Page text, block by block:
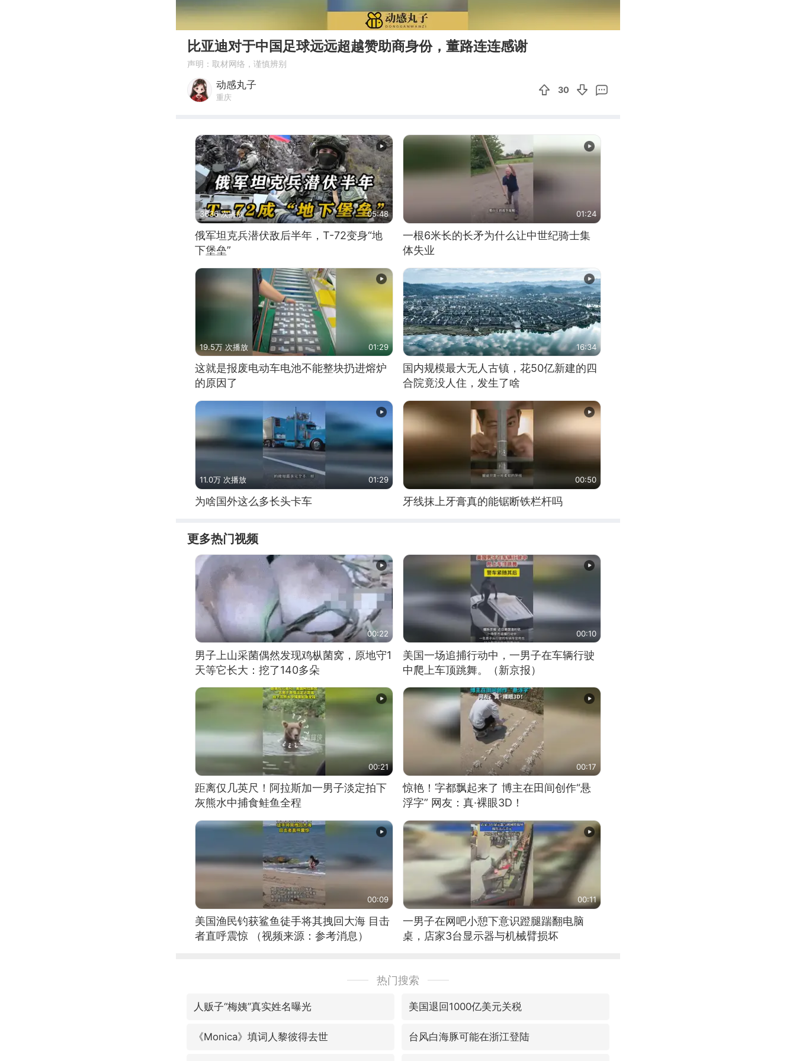
比亚迪对于中国足球远远超越赞助商身份，董路连连感谢
声明：取材网络，谨慎辨别
动感丸子
重庆
30
3636 次播放 05:48
俄军坦克兵潜伏敌后半年，T-72变身“地
下堡垒”
01:24
一根6米长的长矛为什么让中世纪骑士集
体失业
19.5万 次播放 01:29
这就是报废电动车电池不能整块扔进熔炉
的原因了
16:34
国内规模最大无人古镇，花50亿新建的四
合院竟没人住，发生了啥
11.0万 次播放 01:29
为啥国外这么多长头卡车
00:50
牙线抹上牙膏真的能锯断铁栏杆吗
更多热门视频
00:22
男子上山采菌偶然发现鸡枞菌窝，原地守1
天等它长大：挖了140多朵
00:10
美国一场追捕行动中，一男子在车辆行驶
中爬上车顶跳舞。（新京报）
00:21
距离仅几英尺！阿拉斯加一男子淡定拍下
灰熊水中捕食鲑鱼全程
00:17
惊艳！字都飘起来了 博主在田间创作“悬
浮字” 网友：真·裸眼3D！
00:09
美国渔民钓获鲨鱼徒手将其拽回大海 目击
者直呼震惊 （视频来源：参考消息）
00:11
一男子在网吧小憩下意识蹬腿踹翻电脑
桌，店家3台显示器与机械臂损坏
热门搜索
人贩子“梅姨”真实姓名曝光 美国退回1000亿美元关税
《Monica》填词人黎彼得去世 台风白海豚可能在浙江登陆